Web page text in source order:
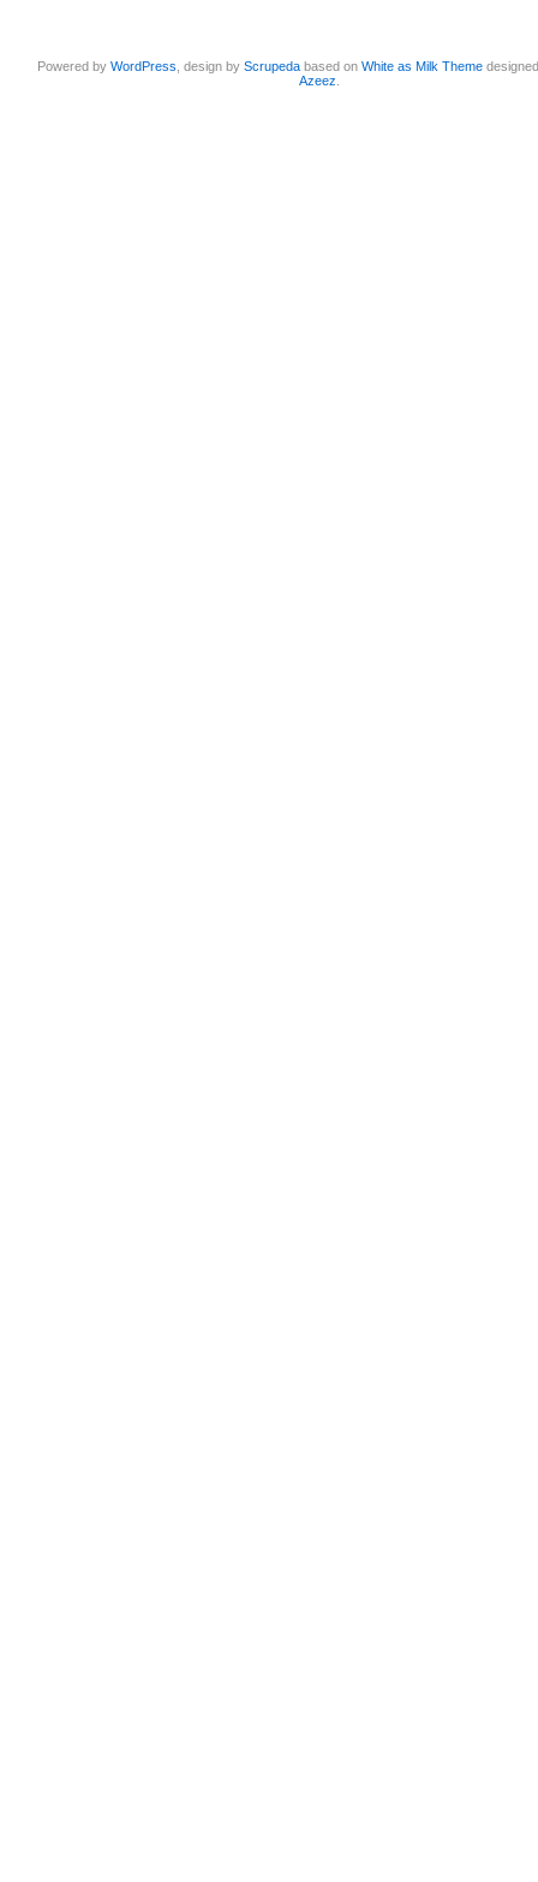
Powered byWordPress , design byScrupeda based onWhite as Milk Theme
Azeez